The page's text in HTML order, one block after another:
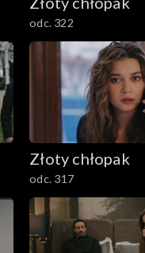
odc. 322
Złoty chłopak
odc. 317